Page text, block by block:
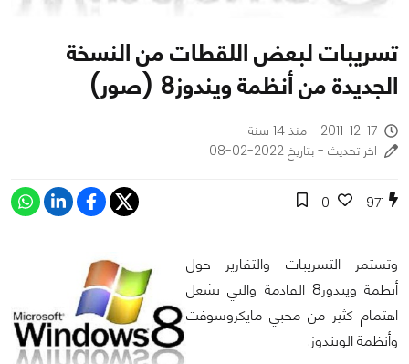
تسريبات لبعض اللقطات من النسخة
الجديدة من أنظمة ويندوز8 (صور)
2011-12-17 - منذ 14 سنة
اخر تحديث - بتاريخ 2022-02-08
971
0
وتستمر التسريبات والتقارير حول
أنظمة ويندوز8 القادمة والتي تشغل
اهتمام كثير من محبي مايكروسوفت
وأنظمة الويندوز.